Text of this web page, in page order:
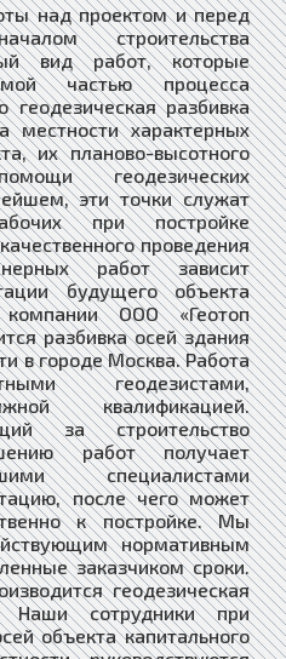
над проектом и перед
строительства
вид работ, которые
частью процесса
геодезическая разбивка
местности характерных
их планово-высотного
геодезических
эти точки служат
при постройке
проведения
работ зависит
будущего объекта
ООО «Геотоп
разбивка осей здания
в городе Москва. Работа
геодезистами,
квалификацией.
за строительство
работ получает
специалистами
после чего может
к постройке. Мы
нормативным
заказчиком сроки.
геодезическая
Наши сотрудники при
объекта капитального